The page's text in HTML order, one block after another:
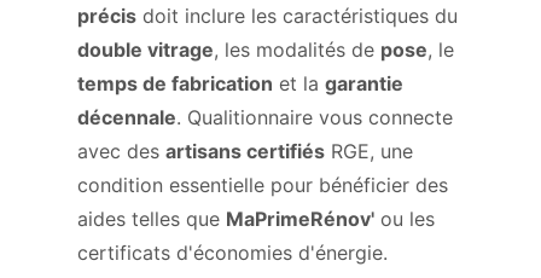
précis doit inclure les caractéristiques du
double vitrage, les modalités de pose, le
temps de fabrication et la garantie
décennale. Qualitionnaire vous connecte
avec des artisans certifiés RGE, une
condition essentielle pour bénéficier des
aides telles que MaPrimeRénov' ou les
certificats d'économies d'énergie.